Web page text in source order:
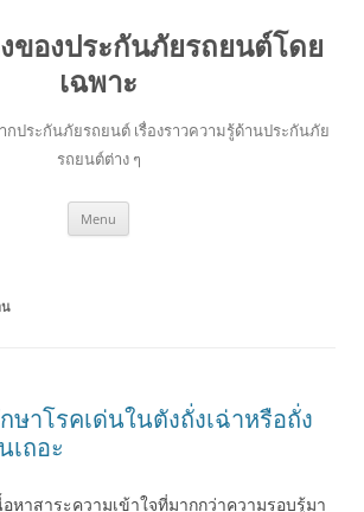
ของประกันภัยรถยนต์โดย
เฉพาะ
กประกันภัยรถยนต์ เรื่องราวความรู้ด้านประกันภัย
รถยนต์ต่าง ๆ
Menu
ษาโรคเด่นในตังถั่งเฉ่าหรือถั่ง
เถอะ
อหาสาระความเข้าใจที่มากกว่าความรอบรู้มา